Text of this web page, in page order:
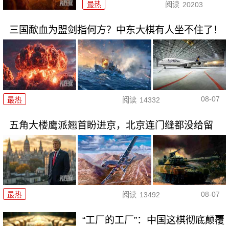
最热 阅读 20203
三国歃血为盟剑指何方？中东大棋有人坐不住了！
最热 阅读 14332 08-07
五角大楼鹰派翘首盼进京，北京连门缝都没给留
最热 阅读 13492 08-07
“工厂的工厂”：中国这棋彻底颠覆